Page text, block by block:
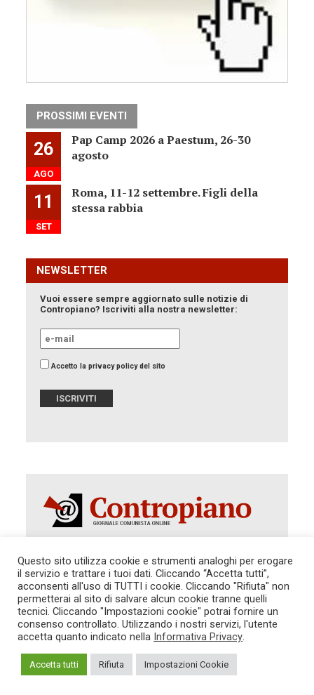
PROSSIMI EVENTI
26
AGO
Pap Camp 2026 a Paestum, 26-30
agosto
11
SET
Roma, 11-12 settembre. Figli della
stessa rabbia
NEWSLETTER
Vuoi essere sempre aggiornato sulle notizie di
Contropiano? Iscriviti alla nostra newsletter:
Accetto la privacy policy del sito
Autorizzazione del Tribunale di Roma 286 del 31
dicembre 2014. Direttore Responsabile: Sergio
Cararo. Indirizzo: V.Casalbruciato 27- sc. B -
00159 Roma -
Tel. 06.640.122.19 -
redazione@contropiano.org
TG CONTROPIANO
LINK CONSIGLIATI
PRIVACY
COOKIE POLICY
Questo sito utilizza cookie e strumenti analoghi per erogare
il servizio e trattare i tuoi dati. Cliccando “Accetta tutti”,
acconsenti all'uso di TUTTI i cookie. Cliccando "Rifiuta" non
permetterai al sito di salvare alcun cookie tranne quelli
tecnici. Cliccando "Impostazioni cookie" potrai fornire un
consenso controllato. Utilizzando i nostri servizi, l'utente
accetta quanto indicato nella Informativa Privacy.
Accetta tutti Rifiuta Impostazioni Cookie